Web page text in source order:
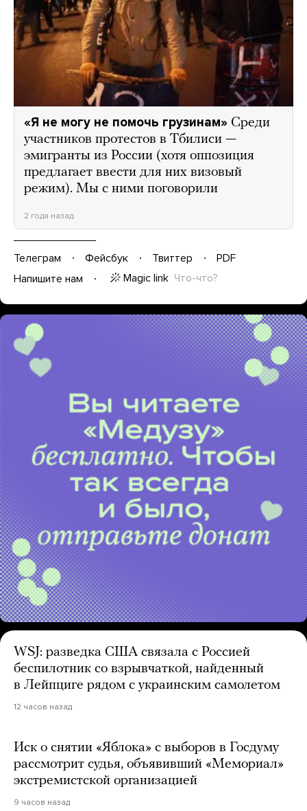
«Я не могу не помочь грузинам» Среди
участников протестов в Тбилиси —
эмигранты из России (хотя оппозиция
предлагает ввести для них визовый
режим). Мы с ними поговорили
2 года назад
Телеграм Фейсбук Твиттер
PDF
Напишите нам
Magic link Что-что?
WSJ: разведка США связала с Россией
беспилотник со взрывчаткой, найденный
в Лейпциге рядом с украинским самолетом
12 часов назад
Иск о снятии «Яблока» с выборов в Госдуму
рассмотрит судья, объявивший «Мемориал»
экстремистской организацией
9 часов назад